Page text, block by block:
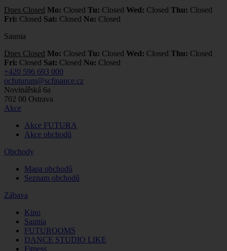
Dnes Closed Mo: Closed Tu: Closed Wed: Closed Thu: Closed
Fri: Closed Sat: Closed No: Closed
Saunia
Dnes Closed Mo: Closed Tu: Closed Wed: Closed Thu: Closed
Fri: Closed Sat: Closed No: Closed
+420 596 693 000
ocfuturum@scfinance.cz
Novinářská 6a
702 00 Ostrava
Akce
Akce FUTURA
Akce obchodů
Obchody
Mapa obchodů
Seznam obchodů
Zábava
Kino
Saunia
FUTUROOMS
DANCE STUDIO LIKE
Fitness